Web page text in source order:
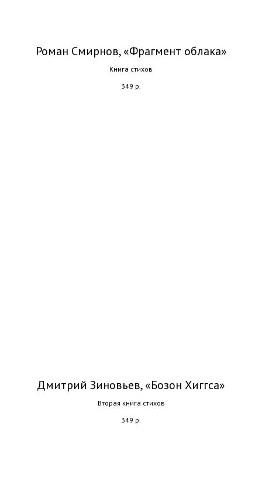
Роман Смирнов, «Фрагмент облака»
Книга стихов
349 р.
Дмитрий Зиновьев, «Бозон Хиггса»
Вторая книга стихов
349 р.